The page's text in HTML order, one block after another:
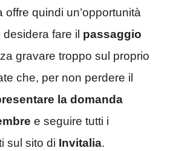
offre quindi un’opportunità
fare il passaggio
gravare troppo sul proprio
che, per non perdere il
la domanda
e seguire tutti i
sul sito di Invitalia.